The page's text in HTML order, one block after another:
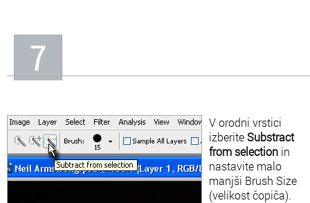
7
V orodni vrstici
izberiteSubstract
from selection in
nastavite malo
manjši Brush Size
(velikost čopiča).